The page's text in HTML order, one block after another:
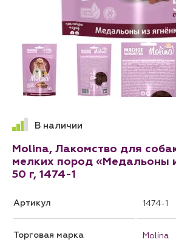
В наличии
Molina, Лакомство для
мелких пород «Медальоны
50 г, 1474-1
Артикул 1474-1
Торговая марка Molina